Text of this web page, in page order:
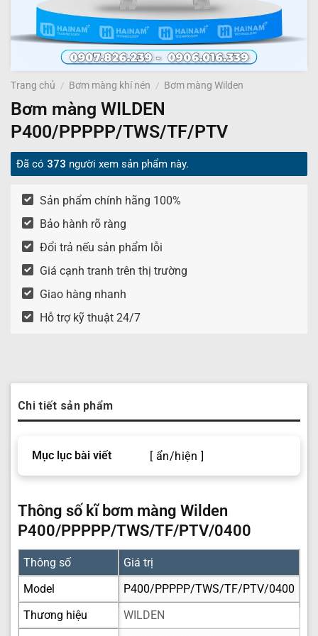
Trang chủ / Bơm màng khí nén / Bơm màng Wilden
Bơm màng WILDEN
P400/PPPPP/TWS/TF/PTV
Đã có 373 người xem sản phẩm này.
Sản phẩm chính hãng 100%
Bảo hành rõ ràng
Đổi trả nếu sản phẩm lỗi
Giá cạnh tranh trên thị trường
Giao hàng nhanh
Hỗ trợ kỹ thuật 24/7
Chi tiết sản phẩm
Mục lục bài viết [ ẩn/hiện ]
Thông số kĩ bơm màng Wilden
P400/PPPPP/TWS/TF/PTV/0400
Thông số
Giá trị
Model
P400/PPPPP/TWS/TF/PTV/0400
Thương hiệu
WILDEN